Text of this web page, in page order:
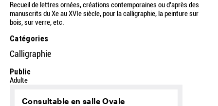
Recueil de lettres ornées, créations contemporaines ou d’après des
manuscrits du Xe au XVIe siècle, pour la calligraphie, la peinture sur
bois, sur verre, etc.
Catégories
Calligraphie
Public
Adulte
Consultable en salle Ovale